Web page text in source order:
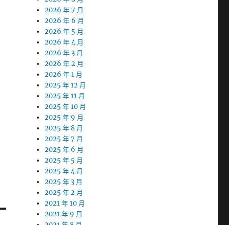
2026 年 7 月
2026 年 6 月
2026 年 5 月
2026 年 4 月
2026 年 3 月
2026 年 2 月
2026 年 1 月
2025 年 12 月
2025 年 11 月
2025 年 10 月
2025 年 9 月
2025 年 8 月
2025 年 7 月
2025 年 6 月
2025 年 5 月
2025 年 4 月
2025 年 3 月
2025 年 2 月
2021 年 10 月
2021 年 9 月